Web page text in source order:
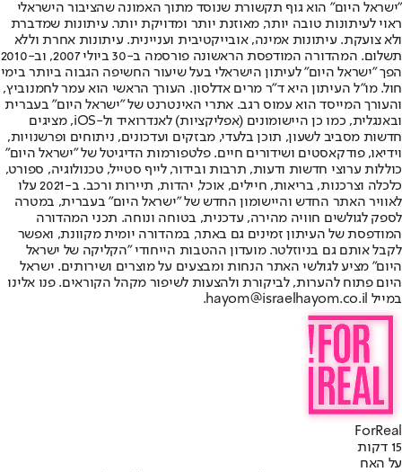
"ישראל היום" הוא גוף תקשורת שנוסד מתוך האמונה שהציבור הישראלי
ראוי לעיתונות טובה יותר, מאוזנת יותר ומדויקת יותר. עיתונות שמדברת
ולא צועקת. עיתונות אמינה, אובייקטיבית ועניינית. עיתונות אחרת וללא
תשלום. המהדורה המודפסת הראשונה פורסמה ב-30 ביולי 2007, וב-2010
הפך "ישראל היום" לעיתון הישראלי בעל שיעור החשיפה הגבוה ביותר בימי
חול. מו"ל העיתון היא ד"ר מרים אדלסון. העורך הראשי הוא עמר לחמנוביץ,
והעורך המייסד הוא עמוס רגב. אתרי האינטרנט של "ישראל היום" בעברית
ובאנגלית, כמו כן היישומונים (אפליקציות) לאנדרואיד ול-iOS, מציגים
חדשות מסביב לשעון, תוכן בלעדי, מבזקים ועדכונים, ניתוחים ופרשנויות,
וידיאו, פודקאסטים ושידורים חיים. פלטפורמות הדיגיטל של "ישראל היום"
כוללות ערוצי חדשות ודעות, תרבות ובידור, לייף סטייל, טכנולוגיה, ספורט,
כלכלה וצרכנות, בריאות, חיילים, אוכל, יהדות, תיירות ורכב. ב-2021 עלו
לאוויר האתר החדש והיישומון החדש של "ישראל היום" בעברית, במטרה
לספק לגולשים חוויה מהירה, עדכנית, בטוחה ונוחה. תכני המהדורה
המודפסת של העיתון זמינים גם באתר, במהדורה יומית מקוונת, ואפשר
לקבל אותם גם בניוזלטר. מועדון ההטבות הייחודי "הקליקה של ישראל
היום" מציע לגולשי האתר הנחות ומבצעים על מוצרים ושירותים. ישראל
היום פתוח להערות, לביקורת ולהצעות לשיפור מקהל הקוראים. פנו אלינו
במייל hayom@israelhayom.co.il.
ForReal
15 דקות
על האח